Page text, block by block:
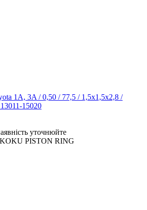
1A, 3A / 0,50 / 77,5 / 1,5x1,5x2,8 /
15020
уточнюйте
PISTON RING